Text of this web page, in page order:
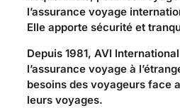
l’assurance voyage
Elle apporte sécurité et
Depuis 1981, AVI
l’assurance voyage à
besoins des voyageurs face
leurs voyages.